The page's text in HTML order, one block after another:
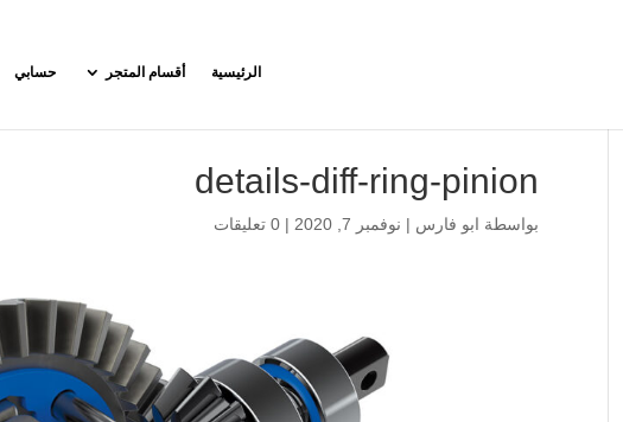
الرئيسية أقسام المتجر حسابي
details-diff-ring-pinion
بواسطة ابو فارس | نوفمبر 7, 2020 | 0 تعليقات